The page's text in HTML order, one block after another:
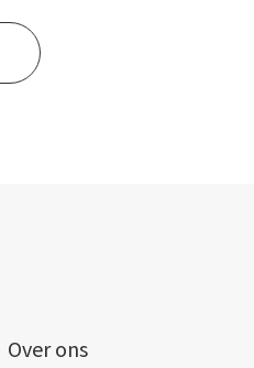
Over ons